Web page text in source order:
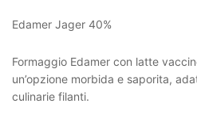
Edamer Jager 40%
Formaggio Edamer con latte
un’opzione morbida e saporita,
culinarie filanti.